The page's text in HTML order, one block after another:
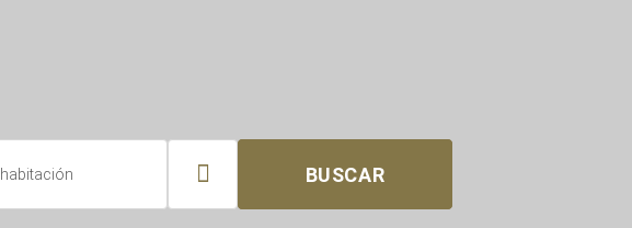
habitación  BUSCAR